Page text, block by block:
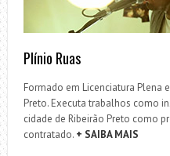
Plínio Ruas
Formado em Licenciatura Plena
Preto. Executa trabalhos como
cidade de Ribeirão Preto como
contratado. + SAIBA MAIS